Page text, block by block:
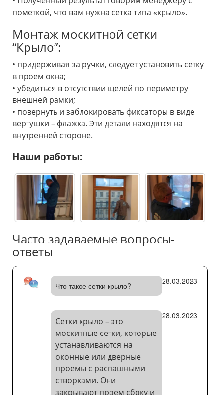
пометкой, что вам нужна сетка типа «крыло».
Монтаж москитной сетки
“Крыло”:
• придерживая за ручки, следует установить сетку
в проем окна;
• убедиться в отсутствии щелей по периметру
внешней рамки;
• повернуть и заблокировать фиксаторы в виде
вертушки – флажка. Эти детали находятся на
внутренней стороне.
Наши работы:
Часто задаваемые вопросы-
ответы
Что такое сетки крыло? 28.03.2023
Сетки крыло – это
москитные сетки, которые
устанавливаются на
оконные или дверные
проемы с распашными
створками. Они
закрывают проем сбоку и
28.03.2023